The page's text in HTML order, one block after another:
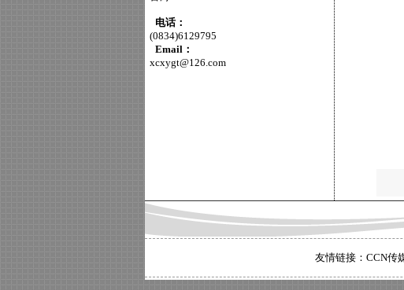
电话：
(0834)6129795
Email：
xcxygt@126.com
友情链接： CCN传